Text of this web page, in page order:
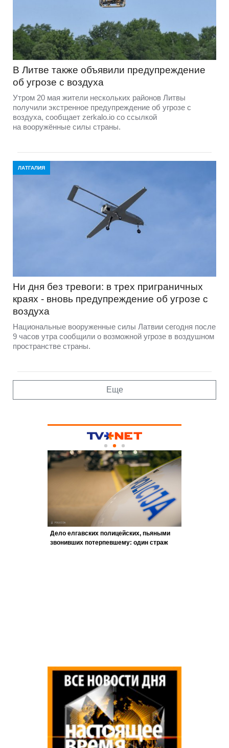
В Литве также объявили предупреждение
об угрозе с воздуха
Утром 20 мая жители нескольких районов Литвы
получили экстренное предупреждение об угрозе с
воздуха, сообщает zerkalo.io со ссылкой
на вооружённые силы страны.
ЛАТГАЛИЯ
Ни дня без тревоги: в трех приграничных
краях - вновь предупреждение об угрозе с
воздуха
Национальные вооруженные силы Латвии сегодня после
9 часов утра сообщили о возможной угрозе в воздушном
пространстве страны.
Еще